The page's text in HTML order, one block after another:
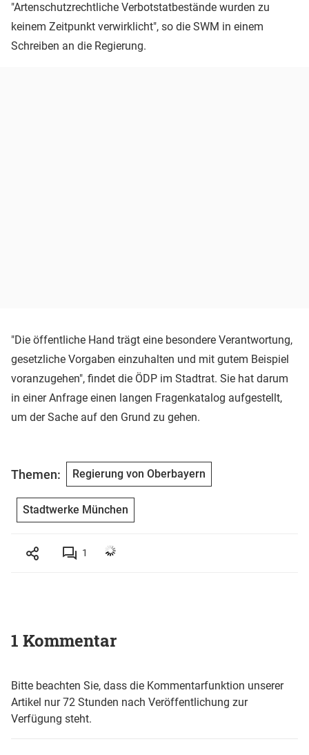
"Artenschutzrechtliche Verbotstatbestände wurden zu
keinem Zeitpunkt verwirklicht", so die SWM in einem
Schreiben an die Regierung.
"Die öffentliche Hand trägt eine besondere Verantwortung,
gesetzliche Vorgaben einzuhalten und mit gutem Beispiel
voranzugehen", findet die ÖDP im Stadtrat. Sie hat darum
in einer Anfrage einen langen Fragenkatalog aufgestellt,
um der Sache auf den Grund zu gehen.
Themen: Regierung von Oberbayern
Stadtwerke München
1
1 Kommentar
Bitte beachten Sie, dass die Kommentarfunktion unserer
Artikel nur 72 Stunden nach Veröffentlichung zur
Verfügung steht.